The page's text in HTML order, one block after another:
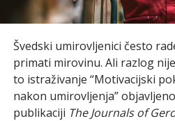
Švedski umirovljenici često
primati mirovinu. Ali razlog
to istraživanje “Motivacijski
nakon umirovljenja”
publikaciji The Journals of